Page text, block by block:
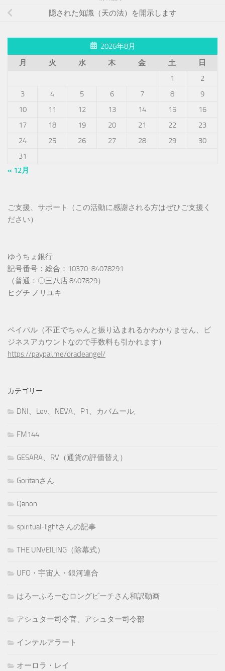
隠された知識（天の法）を開示します
2026年8月
月
火 水 木 金 土
日
1
2
3
4 5 6 7 8
9
10
11 12 13 14 15
16
17
18 19 20 21 22
23
24
25 26 27 28 29
30
31
« 12月
ご支援、サポート（この活動に感謝される方はぜひご支援く
ださい）
ゆうちょ銀行
記号番号：総合：10370-84078291
（普通：〇三八店 8407829）
ヒグチ ノリユキ
ペイパル（不正でちゃんと振り込まれるかわかりません、ビ
ジネスアカウントなので手数料も引かれます）
https://paypal.me/oracleangel/
カテゴリー
DNI、Lev、NEVA、P1、カバムール,
FM144
GESARA、RV（通貨の評価替え）
Goritanさん
Qanon
spiritual-lightさんの記事
THE UNVEILING（除幕式）
UFO・宇宙人・銀河連合
はろーふろーむロングビーチさん和訳動画
アシュター司令官、アシュター司令部
インテルアラート
オーロラ・レイ